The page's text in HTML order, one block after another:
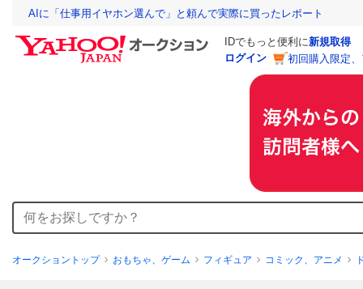
AIに「仕事用イヤホン選んで」と頼んで実際に買ったレポート
IDでもっと便利に新規取得
ログイン
初回購入限定
オークショントップ おもちゃ、ゲーム フィギュア コミック、アニメ